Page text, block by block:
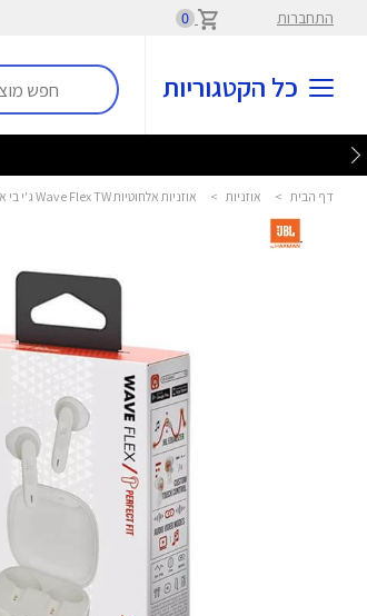
התחברות 0
כל הקטגוריות
דף הבית > אוזניות > אוזניות אלחוטיות Wave Flex TW ג'י בי אל - JBL